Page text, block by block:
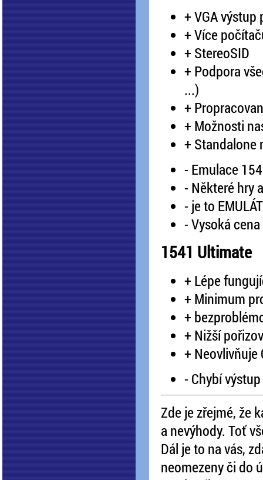
+ VGA
+ Více
+ StereoSID
+ Podpora
...)
+
+ Možnosti
+ Standalone
- Emulace
- Některé hry
- je to
- Vysoká
1541 Ultimate
+ Lépe
+ Minimum
+
+ Nižší
+ Neovlivňuje
- Chybí
Zde je zřejmé, že
a nevýhody. Toť
Dál je to na vás,
neomezeny či do